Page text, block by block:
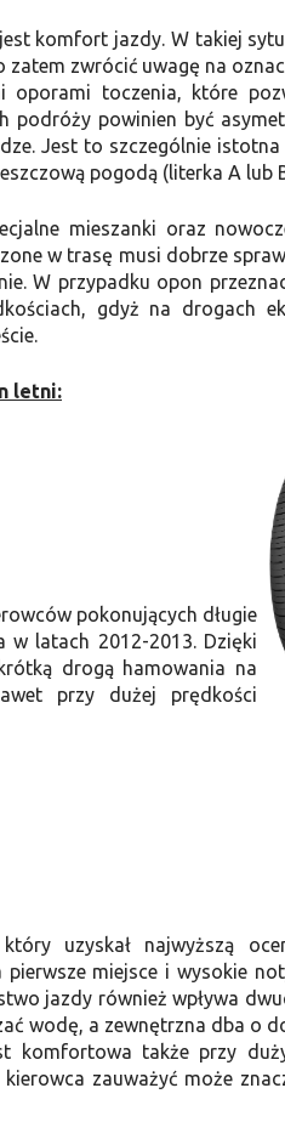
komfort jazdy. W takiej
zwrócić uwagę na
oporami toczenia, które
podróży powinien być
Jest to szczególnie istotna
pogodą (literka A lub
mieszanki oraz
w trasę musi dobrze
W przypadku opon
gdyż na drogach
letni:
pokonujących długie
w latach 2012-2013. Dzięki
drogą hamowania na
przy dużej prędkości
uzyskał najwyższą
pierwsze miejsce i wysokie
jazdy również wpływa
wodę, a zewnętrzna dba o
komfortowa także przy
zauważyć może